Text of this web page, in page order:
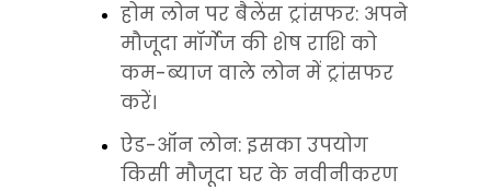
होम लोन पर बैलेंस ट्रांसफर: अपने
मौजूदा मॉर्गेज की शेष राशि को
कम-ब्याज वाले लोन में ट्रांसफर
करें।
ऐड-ऑन लोन: इसका उपयोग
किसी मौजूदा घर के नवीनीकरण